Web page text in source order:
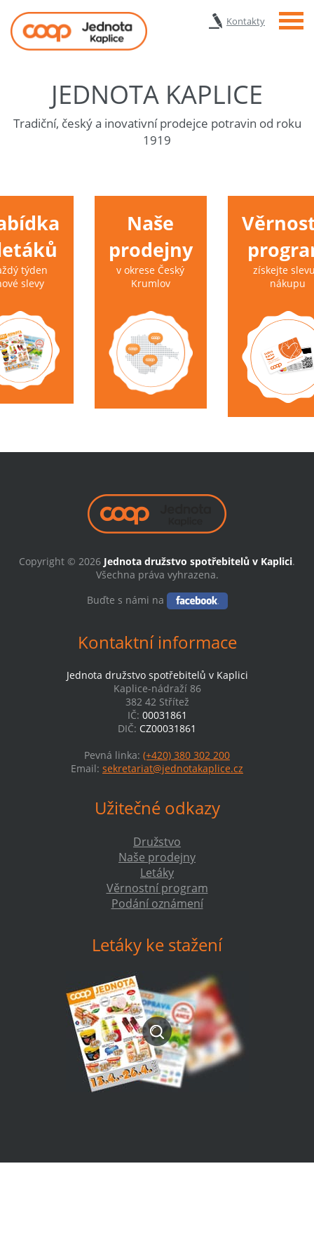
Kontakty Menu
JEDNOTA KAPLICE
Tradiční, český a inovativní prodejce potravin od roku
1919
týden
slevy
Naše
prodejny
v okrese Český
Krumlov
získejte
nákupu
Copyright © 2026 Jednota družstvo spotřebitelů v Kaplici.
Všechna práva vyhrazena.
Buďte s námi na
Kontaktní informace
Jednota družstvo spotřebitelů v Kaplici
Kaplice-nádraží 86
382 42 Střítež
IČ: 00031861
DIČ: CZ00031861
Pevná linka: (+420) 380 302 200
Email: sekretariat@jednotakaplice.cz
Užitečné odkazy
Družstvo
Naše prodejny
Letáky
Věrnostní program
Podání oznámení
Letáky ke stažení